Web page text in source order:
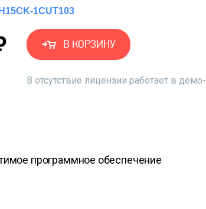
1CUT103
В КОРЗИНУ
В отсутствие лицензии работает в
программное обеспечение